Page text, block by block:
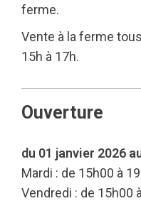
ferme.
Vente à la ferme
15h à 17h.
Ouverture
du 01 janvier 2026
Mardi : de 15h00 à
Vendredi : de 15h00